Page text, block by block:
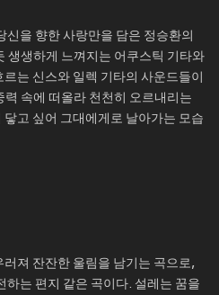
신을 향한 사랑만을 담은 정승환의
생생하게 느껴지는 어쿠스틱 기타와
는 신스와 일렉 기타의 사운드들이
속에 떠올라 천천히 오르내리는
고 싶어 그대에게로 날아가는 모습
져 잔잔한 울림을 남기는 곡으로,
하는 편지 같은 곡이다. 설레는 꿈을